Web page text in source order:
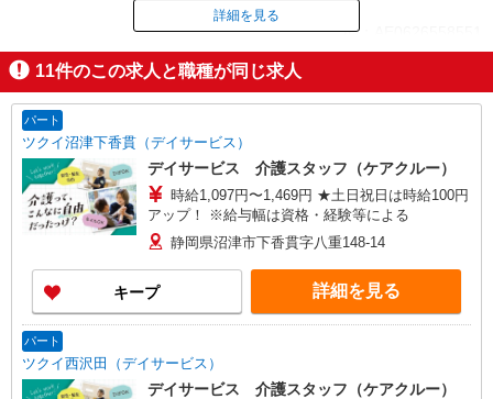
ID：AE0626558551
掲載期間終了
詳細を見る
11件のこの求人と職種が同じ求人
パート
ツクイ沼津下香貫（デイサービス）
デイサービス 介護スタッフ（ケアクルー）
時給1,097円〜1,469円 ★土日祝日は時給100円
アップ！ ※給与幅は資格・経験等による
静岡県沼津市下香貫字八重148-14
キープ 詳細を見る
パート
ツクイ西沢田（デイサービス）
デイサービス 介護スタッフ（ケアクルー）